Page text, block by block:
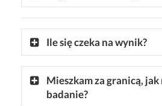
Ile się czeka na wynik?
Mieszkam za granicą,
badanie?